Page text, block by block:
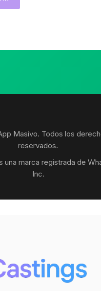
Masivo. Todos los
reservados.
una marca registrada de
Inc.